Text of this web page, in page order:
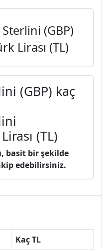
(GBP)
Lirası (TL)
(GBP) kaç
(TL)
basit bir şekilde
edebilirsiniz.
Kaç TL